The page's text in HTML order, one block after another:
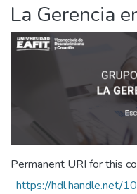
La Gerencia
Permanent URI for this
https://hdl.handle.net/